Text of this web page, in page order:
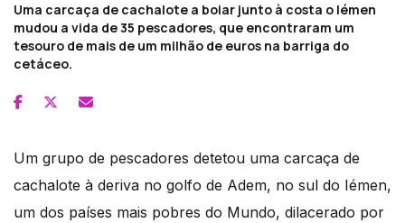
Uma carcaça de cachalote a boiar junto à costa o Iémen
mudou a vida de 35 pescadores, que encontraram um
tesouro de mais de um milhão de euros na barriga do
cetáceo.
Um grupo de pescadores detetou uma carcaça de
cachalote à deriva no golfo de Adem, no sul do Iémen,
um dos países mais pobres do Mundo, dilacerado por